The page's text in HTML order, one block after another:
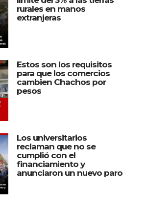
rurales en manos
extranjeras
Estos son los requisitos
para que los comercios
cambien Chachos por
pesos
Los universitarios
reclaman que no se
cumplió con el
financiamiento y
anunciaron un nuevo paro